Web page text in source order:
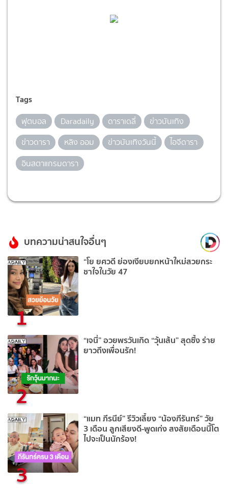
Tags
ฟุตบอล Daradaily ดาราเดลี่
ข่าวบันเทิง
ข่าวดารา
หลิง ออม ข่าวบันเทิงวันนี้
ไอจีดารา
อินสตาแกรมดารา
บทความน่าสนใจอื่นๆ
1
“โย ยศวดี ย่องเงียบยกหน้าใหม่สวยกระ
ชาใจในวัย 47
2
“เจนี่” อวยพรวันเกิด “วุ้นเส้น” สุดซึ้ง ร่าย
ยาวถึงเพื่อนรัก!
3
“แมท ภีรนีย์” รีวิวเลี้ยง “น้องภีรันทร์” วัย
3 เดือน ลูกเสียงดี-พูดเก่ง สงสัยเดือนนี้โต
ไปจะเป็นนักร้อง!